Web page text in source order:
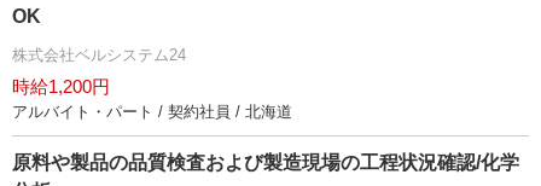
OK
株式会社ベルシステム24
時給1,200円
アルバイト・パート / 契約社員 / 北海道
原料や製品の品質検査および製造現場の工程状況確認/化学